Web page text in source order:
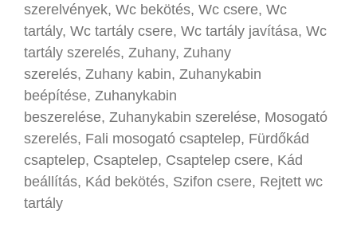
szerelvények, Wc bekötés, Wc csere, Wc
tartály, Wc tartály csere, Wc tartály javítása, Wc
tartály szerelés, Zuhany, Zuhany
szerelés, Zuhany kabin, Zuhanykabin
beépítése, Zuhanykabin
beszerelése, Zuhanykabin szerelése, Mosogató
szerelés, Fali mosogató csaptelep, Fürdőkád
csaptelep, Csaptelep, Csaptelep csere, Kád
beállítás, Kád bekötés, Szifon csere, Rejtett wc
tartály